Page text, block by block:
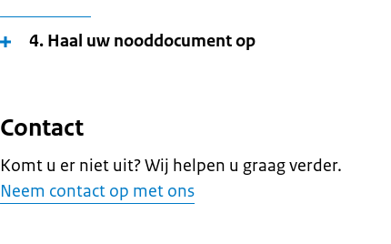
4. Haal uw nooddocument op
Contact
Komt u er niet uit? Wij helpen u graag verder.
Neem contact op met ons